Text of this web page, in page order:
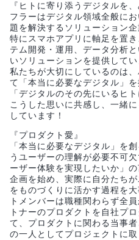
『ヒトに寄り添うデジタルを
フラーはデジタル領域全般に
題を解決するソリューション企
特にスマホアプリに軸足を置
テム開発・運用、データ分析
いソリューションを提供してい
私たちが大切にしているのは
て「本当に必要なデジタル」
「デジタルのその先にいるヒ
こうした思いに共感し、一緒
しています！
『プロダクト愛』
「本当に必要なデジタル」を
うユーザーの理解が必要不可
ーザー体験を実現したいか」
企画を始め、実際に自分たち
をものづくりに活かす過程を
トメンバーは職種関わらず全
トナーのプロダクトを自社プ
て、プロダクトに関わる当事
の一人としてプロジェクトに取